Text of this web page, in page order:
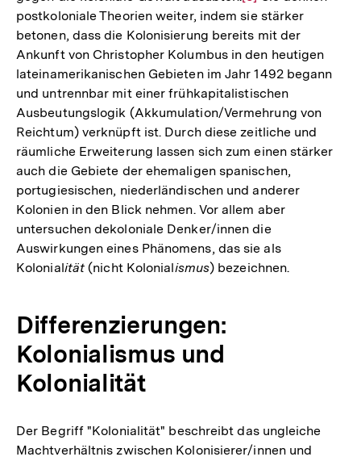
Auflösung
der
Fußnote
postkoloniale Theorien weiter, indem sie stärker
betonen, dass die Kolonisierung bereits mit der
Ankunft von Christopher Kolumbus in den heutigen
lateinamerikanischen Gebieten im Jahr 1492 begann
und untrennbar mit einer frühkapitalistischen
Ausbeutungslogik (Akkumulation/Vermehrung von
Reichtum) verknüpft ist. Durch diese zeitliche und
räumliche Erweiterung lassen sich zum einen stärker
auch die Gebiete der ehemaligen spanischen,
portugiesischen, niederländischen und anderer
Kolonien in den Blick nehmen. Vor allem aber
untersuchen dekoloniale Denker/innen die
Auswirkungen eines Phänomens, das sie als
Kolonialität (nicht Kolonialismus) bezeichnen.
Differenzierungen:
Kolonialismus und
Kolonialität
Der Begriff "Kolonialität" beschreibt das ungleiche
Machtverhältnis zwischen Kolonisierer/innen und